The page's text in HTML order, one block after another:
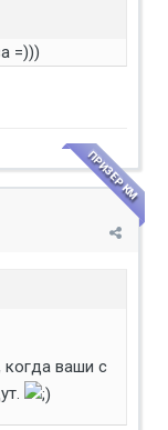
=)))
ПРИЗЕР КМ
когда ваши с